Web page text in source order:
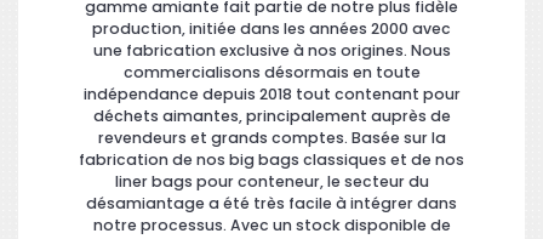
gamme amiante fait partie de notre plus fidèle
production, initiée dans les années 2000 avec
une fabrication exclusive à nos origines. Nous
commercialisons désormais en toute
indépendance depuis 2018 tout contenant pour
déchets aimantes, principalement auprès de
revendeurs et grands comptes. Basée sur la
fabrication de nos big bags classiques et de nos
liner bags pour conteneur, le secteur du
désamiantage a été très facile à intégrer dans
notre processus. Avec un stock disponible de